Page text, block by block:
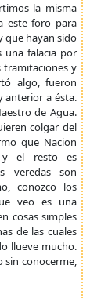
la misma
este foro para
que hayan sido
una falacia por
tramitaciones y
algo, fueron
anterior a ésta.
de Agua.
colgar del
que Nacion
y el resto es
veredas son
conozco los
veo es una
cosas simples
de las cuales
llueve mucho.
sin conocerme,